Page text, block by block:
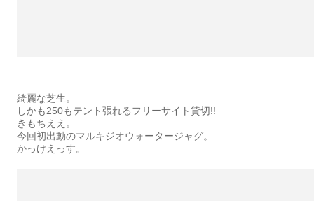
綺麗な芝生。
しかも250もテント張れるフリーサイト貸切!!
きもちええ。
今回初出動のマルキジオウォータージャグ。
かっけえっす。